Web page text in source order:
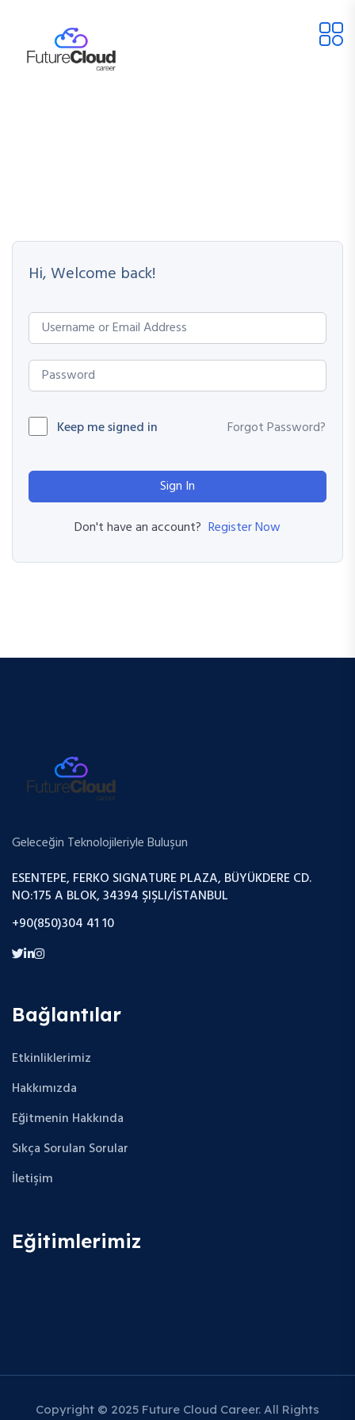
Hi, Welcome back!
Keep me signed in Forgot Password?
Sign In
Don't have an account? Register Now
Geleceğin Teknolojileriyle Buluşun
ESENTEPE, FERKO SIGNATURE PLAZA, BÜYÜKDERE CD.
NO:175 A BLOK, 34394 ŞIŞLI/İSTANBUL
+90(850)304 41 10
Bağlantılar
Etkinliklerimiz
Hakkımızda
Eğitmenin Hakkında
Sıkça Sorulan Sorular
İletişim
Eğitimlerimiz
Copyright © 2025 Future Cloud Career. All Rights